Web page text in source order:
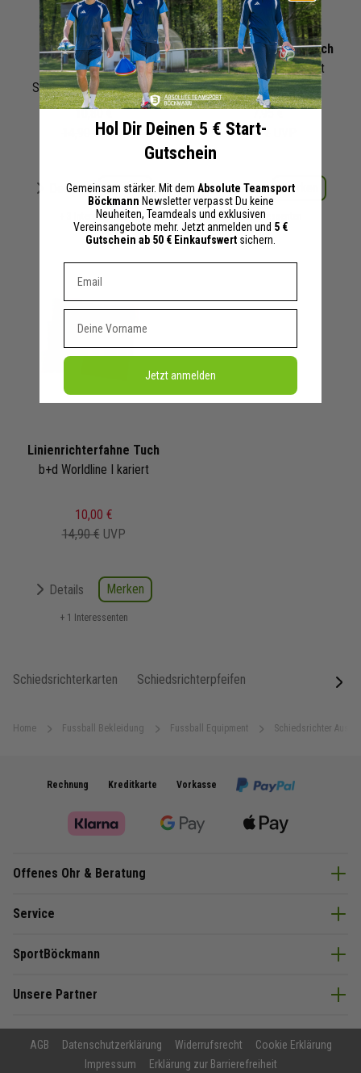
Home Fussball Bekleidung Fussball Equipment Schiedsrichter
Linienrichterfahne
Zubehör
Schutzhülle für 2 Fahnen
10,80 €
14,90 € UVP
Details Merken
+ 3 Interessenten
Linienrichterfahne Tuch
b+d Worldline II kariert
7,95 €
9,95 €
Details Merken
+ 2 Interessenten
Linienrichterfahne Tuch
b+d Worldline I kariert
10,00 €
14,90 € UVP
Details Merken
+ 1 Interessenten
Rechnung Kreditkarte Vorkasse
Offenes Ohr & Beratung
Service
SportBöckmann
Unsere Partner
AGB Datenschutzerklärung Widerrufsrecht
Cookie Erklärung
Impressum
Erklärung zur Barrierefreiheit
Schiedsrichterkarten
Schiedsrichterpfeifen
Hol Dir Deinen 5 € Start-
Gutschein
Gemeinsam stärker. Mit dem Absolute Teamsport
Böckmann Newsletter verpasst Du keine
Neuheiten, Teamdeals und exklusiven
Vereinsangebote mehr. Jetzt anmelden und 5 €
Gutschein ab 50 € Einkaufswert sichern.
Jetzt anmelden